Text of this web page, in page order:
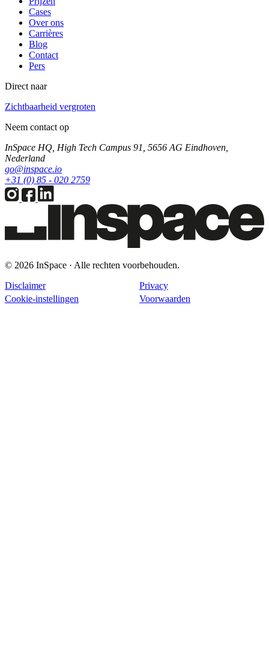
Cases
Over ons
Carrières
Blog
Contact
Pers
Direct naar
Zichtbaarheid vergroten
Neem contact op
InSpace HQ, High Tech Campus 91, 5656 AG Eindhoven,
Nederland
go@inspace.io
+31 (0) 85 - 020 2759
© 2026 InSpace · Alle rechten voorbehouden.
Disclaimer
Privacy
Cookie-instellingen
Voorwaarden